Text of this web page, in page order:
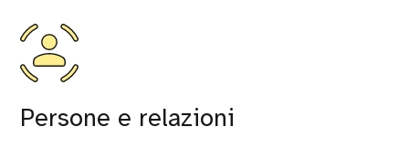
Persone e relazioni